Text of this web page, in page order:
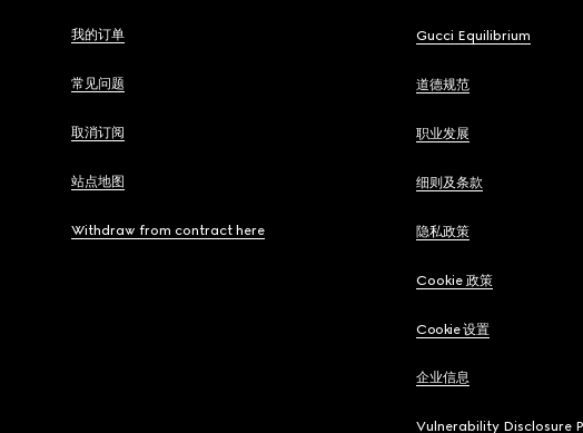
我的订单
常见问题
取消订阅
站点地图
Withdraw from contract here
Gucci Equilibrium
道德规范
职业发展
细则及条款
隐私政策
Cookie 政策
Cookie 设置
企业信息
Vulnerability Disclosure